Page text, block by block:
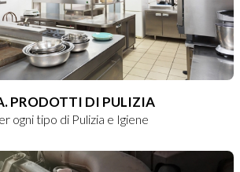
PRODOTTI DI PULIZIA
ogni tipo di Pulizia e Igiene